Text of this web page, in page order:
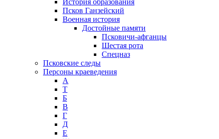
Псков Ганзейский
Военная история
Достойные памяти
Псковичи-афганцы
Шестая рота
Спецназ
Псковские следы
Персоны краеведения
А
T
Б
В
Г
Д
Е